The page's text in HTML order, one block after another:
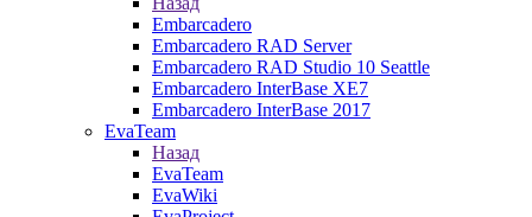
Embarcadero
Embarcadero RAD Server
Embarcadero RAD Studio 10 Seattle
Embarcadero InterBase XE7
Embarcadero InterBase 2017
EvaTeam
Назад
EvaTeam
EvaWiki